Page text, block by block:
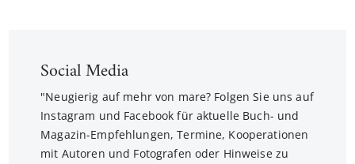
Social Media
"Neugierig auf mehr von mare? Folgen Sie uns auf
Instagram und Facebook für aktuelle Buch- und
Magazin-Empfehlungen, Termine, Kooperationen
mit Autoren und Fotografen oder Hinweise zu